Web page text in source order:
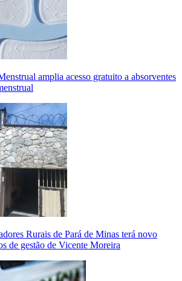
amplia acesso gratuito a absorventes
Rurais de Pará de Minas terá novo
de gestão de Vicente Moreira